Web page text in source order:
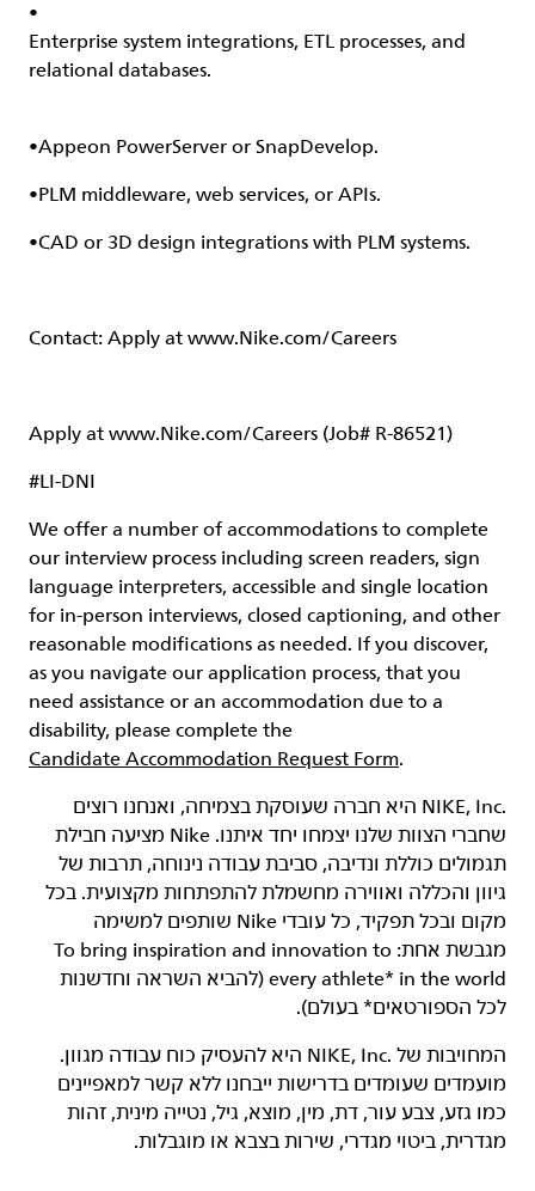
•
Enterprise system integrations, ETL processes, and
relational databases.
•Appeon PowerServer or SnapDevelop.
•PLM middleware, web services, or APIs.
•CAD or 3D design integrations with PLM systems.
Contact: Apply at www.Nike.com/Careers
Apply at www.Nike.com/Careers (Job# R-86521)
#LI-DNI
We offer a number of accommodations to complete
our interview process including screen readers, sign
language interpreters, accessible and single location
for in-person interviews, closed captioning, and other
reasonable modifications as needed. If you discover,
as you navigate our application process, that you
need assistance or an accommodation due to a
disability, please complete the
Candidate Accommodation Request Form.
‏NIKE, Inc.‎ היא חברה שעוסקת בצמיחה, ואנחנו רוצים
שחברי הצוות שלנו יצמחו יחד איתנו. Nike מציעה חבילת
תגמולים כוללת ונדיבה, סביבת עבודה נינוחה, תרבות של
גיוון והכללה ואווירה מחשמלת להתפתחות מקצועית. בכל
מקום ובכל תפקיד, כל עובדי Nike שותפים למשימה
מגבשת אחת: To bring inspiration and innovation to
every athlete* in the world (להביא השראה וחדשנות
לכל הספורטאים* בעולם).
המחויבות של NIKE, Inc.‎ היא להעסיק כוח עבודה מגוון.
מועמדים שעומדים בדרישות ייבחנו ללא קשר למאפיינים
כמו גזע, צבע עור, דת, מין, מוצא, גיל, נטייה מינית, זהות
מגדרית, ביטוי מגדרי, שירות בצבא או מוגבלות.